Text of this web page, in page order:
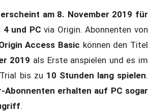
am 8. November 2019 für
4 und PC via Origin. Abonnenten von
Access Basic können den Titel
2019 als Erste anspielen und es im
bis zu 10 Stunden lang spielen.
Abonnenten erhalten auf PC sogar
.